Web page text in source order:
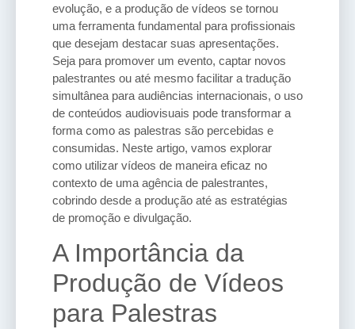
evolução, e a produção de vídeos se tornou
uma ferramenta fundamental para profissionais
que desejam destacar suas apresentações.
Seja para promover um evento, captar novos
palestrantes ou até mesmo facilitar a tradução
simultânea para audiências internacionais, o uso
de conteúdos audiovisuais pode transformar a
forma como as palestras são percebidas e
consumidas. Neste artigo, vamos explorar
como utilizar vídeos de maneira eficaz no
contexto de uma agência de palestrantes,
cobrindo desde a produção até as estratégias
de promoção e divulgação.
A Importância da
Produção de Vídeos
para Palestras